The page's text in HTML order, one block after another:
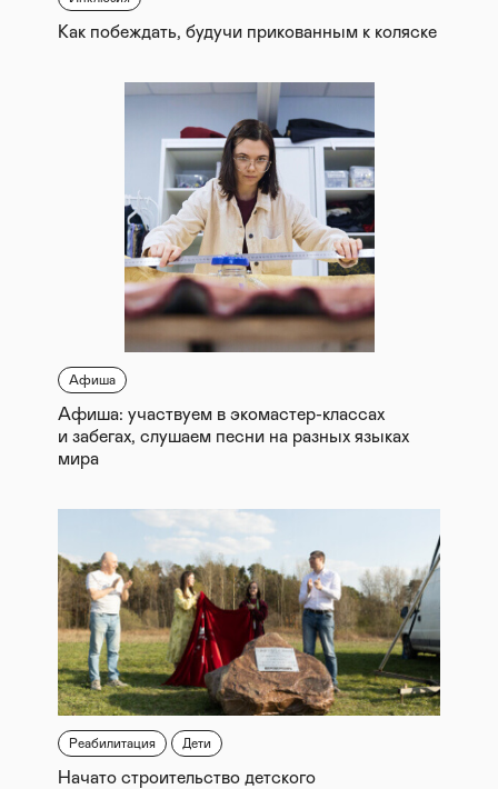
Как побеждать, будучи прикованным к коляске
Афиша
Афиша: участвуем в экомастер-классах
и забегах, слушаем песни на разных языках
мира
Реабилитация Дети
Начато строительство детского